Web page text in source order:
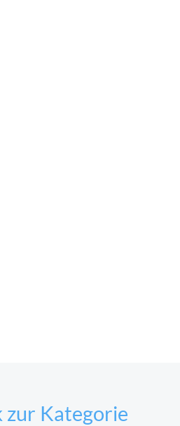
Kategorie